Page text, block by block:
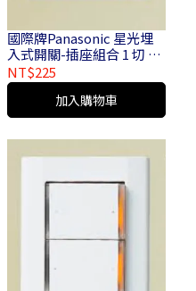
國際牌Panasonic 星光埋
入式開關-插座組合 1 切 1
插座110V 1 開 1 插座110V
WTDFP 4306
NT$225
加入購物車